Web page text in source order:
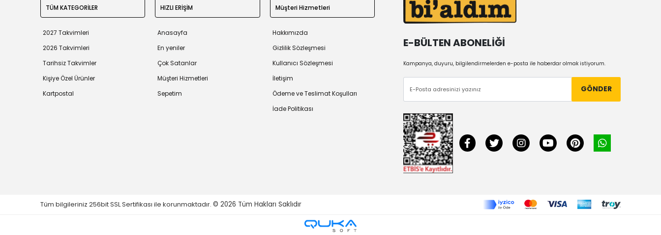
TÜM KATEGORİLER
2027 Takvimleri
2026 Takvimleri
Tarihsiz Takvimler
Kişiye Özel Ürünler
Kartpostal
HIZLI ERİŞİM
Anasayfa
En yeniler
Çok Satanlar
Müşteri Hizmetleri
Sepetim
Müşteri Hizmetleri
Hakkımızda
Gizlilik Sözleşmesi
Kullanıcı Sözleşmesi
İletişim
Ödeme ve Teslimat Koşulları
İade Politikası
E-BÜLTEN ABONELİĞİ
Kampanya, duyuru, bilgilendirmelerden e-posta ile haberdar olmak istiyorum.
GÖNDER
Tüm bilgileriniz 256bit SSL Sertifikası ile korunmaktadır. © 2026 Tüm Hakları Saklıdır